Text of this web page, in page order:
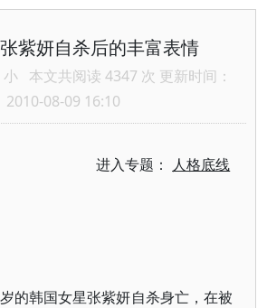
紫妍自杀后的丰富表情
小 本文共阅读 4347 次 更新时间：
2010-08-09 16:10
进入专题： 人格底线
的韩国女星张紫妍自杀身亡，在被